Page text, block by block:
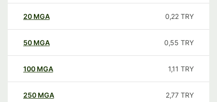
20 MGA 0,22 TRY
50 MGA 0,55 TRY
100 MGA 1,11 TRY
250 MGA 2,77 TRY